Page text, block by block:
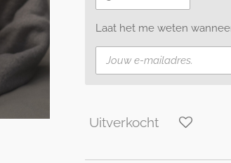
Laat het me weten
Uitverkocht